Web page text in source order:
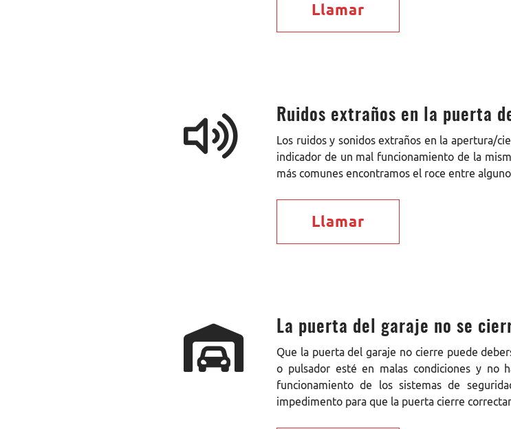
Llamar
Ruidos extraños en la puerta
Los ruidos y sonidos extraños en la apertura/
indicador de un mal funcionamiento de la
más comunes encontramos el roce entre
Llamar
La puerta del garaje no se
Que la puerta del garaje no cierre puede
o pulsador esté en malas condiciones y no
funcionamiento de los sistemas de
impedimento para que la puerta cierre